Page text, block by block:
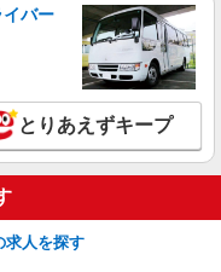
バー
とりあえずキープ
求人を探す